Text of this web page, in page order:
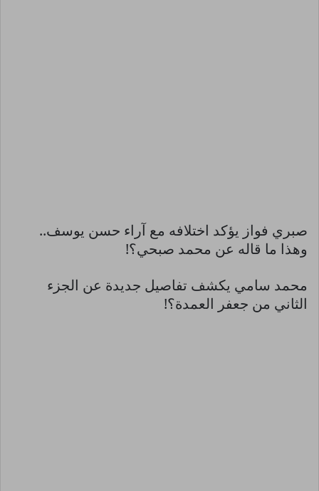
صبري فواز يؤكد اختلافه مع آراء حسن يوسف..
وهذا ما قاله عن محمد صبحي؟!
محمد سامي يكشف تفاصيل جديدة عن الجزء
الثاني من جعفر العمدة؟!